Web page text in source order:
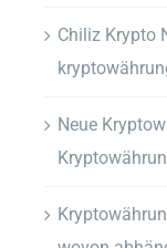
Chiliz Krypto
Neue